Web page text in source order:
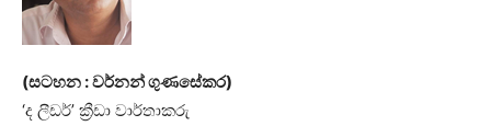
(සටහන : වර්නන් ගුණසේකර)
‘ද ලීඩර්’ ක්‍රීඩා වාර්තාකරු